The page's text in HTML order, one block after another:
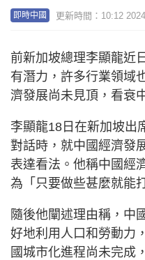
即時中國 更新時間：10:12
前新加坡總理李顯龍近
有潛力，許多行業領域
濟發展尚未見頂，看衰
李顯龍18日在新加坡出
對話時，就中國經濟發
表達看法。他稱中國經
為「只要做些甚麼就能
隨後他闡述理由稱，中
好地利用人口和勞動力
國城市化進程尚未完成